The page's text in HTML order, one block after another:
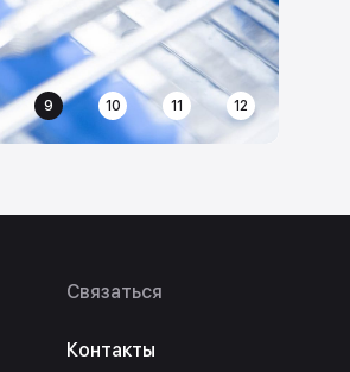
9 10 11 12
Связаться
Контакты